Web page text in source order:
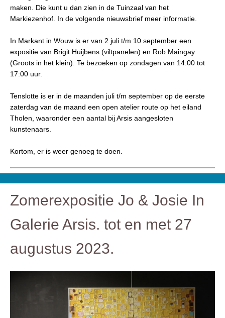
maken. Die kunt u dan zien in de Tuinzaal van het
Markiezenhof. In de volgende nieuwsbrief meer informatie.
In Markant in Wouw is er van 2 juli t/m 10 september een
expositie van Brigit Huijbens (viltpanelen) en Rob Maingay
(Groots in het klein). Te bezoeken op zondagen van 14:00 tot
17:00 uur.
Tenslotte is er in de maanden juli t/m september op de eerste
zaterdag van de maand een open atelier route op het eiland
Tholen, waaronder een aantal bij Arsis aangesloten
kunstenaars.
Kortom, er is weer genoeg te doen.
Zomerexpositie Jo & Josie In
Galerie Arsis. tot en met 27
augustus 2023.